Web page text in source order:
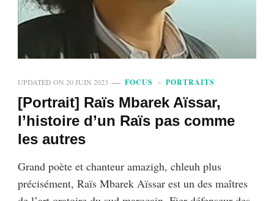
UPDATED ON 20 JUIN 2023 FOCUS PORTRAITS
[Portrait] Raïs Mbarek Aïssar,
l’histoire d’un Raïs pas comme
les autres
Grand poète et chanteur amazigh, chleuh plus
précisément, Raïs Mbarek Aïssar est un des maîtres